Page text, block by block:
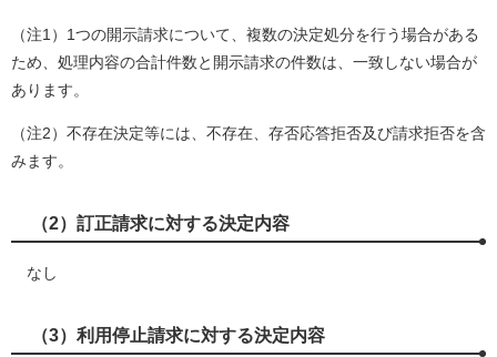
（注1）1つの開示請求について、複数の決定処分を行う場合がある
ため、処理内容の合計件数と開示請求の件数は、一致しない場合が
あります。
（注2）不存在決定等には、不存在、存否応答拒否及び請求拒否を含
みます。
（2）訂正請求に対する決定内容
なし
（3）利用停止請求に対する決定内容